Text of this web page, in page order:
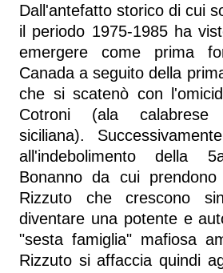
Dall'antefatto storico di cui
il periodo 1975-1985 ha
emergere come prima
Canada a seguito della
che si scatenò con
Cotroni (ala calabrese
siciliana).
all'indebolimento della
Bonanno da cui
Rizzuto che crescono
diventare una potente e
"sesta famiglia" mafiosa
Rizzuto si affaccia quindi